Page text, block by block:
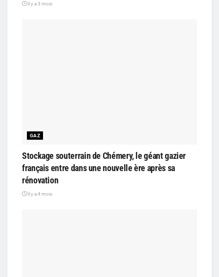
il y a 3 mois
GAZ
Stockage souterrain de Chémery, le géant gazier
français entre dans une nouvelle ère après sa
rénovation
il y a 4 mois